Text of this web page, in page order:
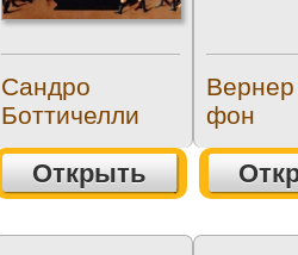
Сандро
Боттичелли
Открыть
фон